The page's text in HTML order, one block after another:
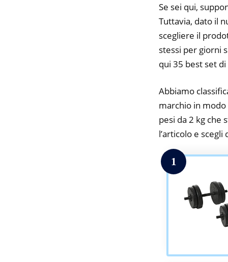
Se sei qui,
Tuttavia, dato il
scegliere il
stessi per giorni
qui 35 best set
Abbiamo
marchio in
pesi da 2 kg che
l’articolo e
1